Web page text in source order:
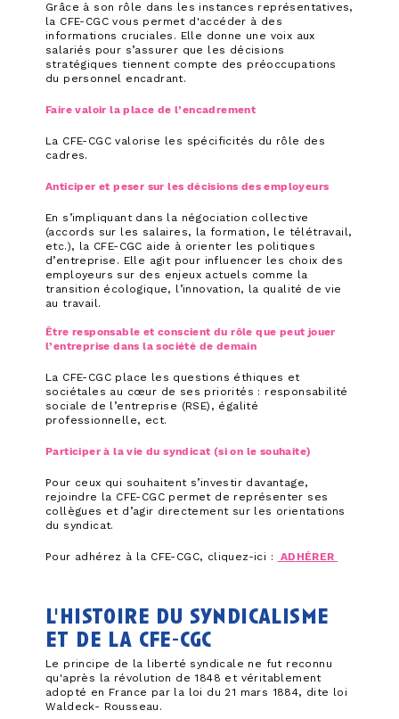
Grâce à son rôle dans les instances représentatives,
la CFE-CGC vous permet d'accéder à des
informations cruciales. Elle donne une voix aux
salariés pour s’assurer que les décisions
stratégiques tiennent compte des préoccupations
du personnel encadrant.
Faire valoir la place de l’encadrement
La CFE-CGC valorise les spécificités du rôle des
cadres.
Anticiper et peser sur les décisions des employeurs
En s’impliquant dans la négociation collective
(accords sur les salaires, la formation, le télétravail,
etc.), la CFE-CGC aide à orienter les politiques
d’entreprise. Elle agit pour influencer les choix des
employeurs sur des enjeux actuels comme la
transition écologique, l’innovation, la qualité de vie
au travail.
Être responsable et conscient du rôle que peut jouer
l’entreprise dans la société de demain
La CFE-CGC place les questions éthiques et
sociétales au cœur de ses priorités : responsabilité
sociale de l’entreprise (RSE), égalité
professionnelle, ect.
Participer à la vie du syndicat (si on le souhaite)
Pour ceux qui souhaitent s’investir davantage,
rejoindre la CFE-CGC permet de représenter ses
collègues et d’agir directement sur les orientations
du syndicat.
Pour adhérez à la CFE-CGC, cliquez-ici : ADHÉRER
l'histoire du syndicalisme
et de la cfe-cgc
Le principe de la liberté syndicale ne fut reconnu
qu'après la révolution de 1848 et véritablement
adopté en France par la loi du 21 mars 1884, dite loi
Waldeck- Rousseau.